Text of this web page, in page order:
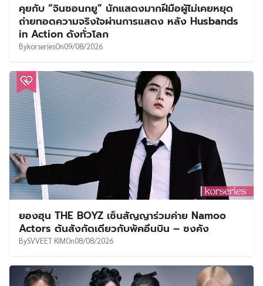
คุยกับ “จินซอนกยู” นักแสดงมากฝีมือผู้ไม่เคยหยุด
ถ่ายทอดความจริงใจผ่านการแสดง หลัง Husbands
in Action ดังทั่วโลก
BykorseriesOn09/08/2026
ยองฮุน THE BOYZ เซ็นสัญญาร่วมค่าย Namoo
Actors ต้นสังกัดเดียวกับพัคอึนบิน – ซงคัง
BySVVEET KIMOn08/08/2026